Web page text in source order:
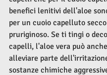
benefici lenitivi dell'aloe
per un cuoio capelluto
pruriginoso. Se ti tingi o
capelli, l'aloe vera può
alleviare parte
sostanze chimiche